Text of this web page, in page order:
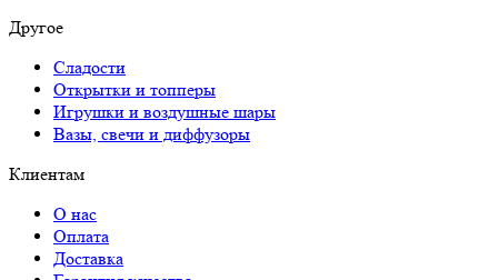
Другое
Сладости
Открытки и топперы
Игрушки и воздушные шары
Вазы, свечи и диффузоры
Клиентам
О нас
Оплата
Доставка